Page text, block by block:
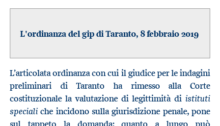
L'ordinanza del gip di Taranto, 8 febbraio 2019
L’articolata ordinanza con cui il giudice per le indagini
preliminari di Taranto ha rimesso alla Corte
costituzionale la valutazione di legittimità di istituti
speciali che incidono sulla giurisdizione penale, pone